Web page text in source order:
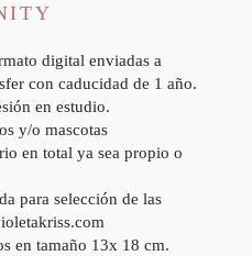
digital enviadas a
con caducidad de 1 año.
en estudio.
y/o mascotas
en total ya sea propio o
para selección de las
en tamaño 13x 18 cm.